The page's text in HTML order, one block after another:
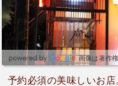
画像は著作
予約必須の美味しいお店